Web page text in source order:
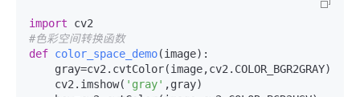
import
#色彩空间转换函数
def color_space_demo(image):
    cv2.imshow(
'gray' ,gray)